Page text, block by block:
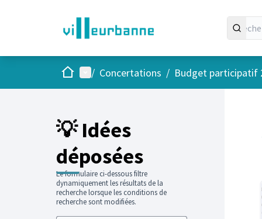
AccueilMenu principal
/ Concertations / Budget participatif
💡 Idées
déposées
Le formulaire ci-dessous filtre
dynamiquement les résultats de la
recherche lorsque les conditions de
recherche sont modifiées.